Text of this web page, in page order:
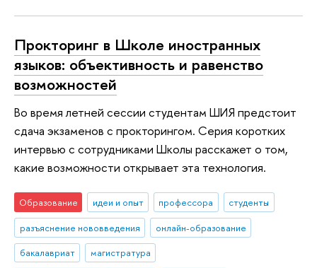
Прокторинг в Школе иностранных
языков: объективность и равенство
возможностей
Во время летней сессии студентам ШИЯ предстоит
сдача экзаменов с прокторингом. Серия коротких
интервью с сотрудниками Школы расскажет о том,
какие возможности открывает эта технология.
Образование идеи и опыт профессора
студенты
разъяснение нововведения
онлайн-образование
бакалавриат
магистратура